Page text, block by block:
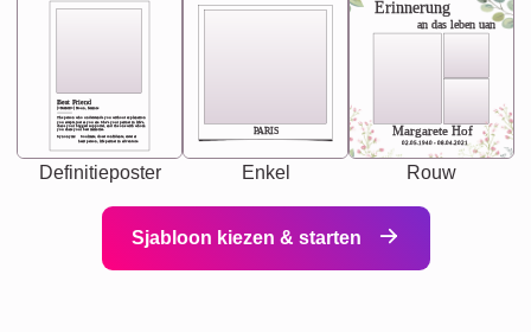
Best Friend
[<NAME>] Noun, feminie
Synonyms: Soulmate, closet confidante, sister at
heart person, life partner in adventure.
The person who understands you without explanation
you accepts just as you are. She's your partner in life's,
chaos your biggest supporter, and the one with whom
you share your best memories.
Definitieposter
PARIS
Enkel
Erinnerung
an das leben uan
Margarete Hof
02.05.1940 - 08.04.2021
Rouw
Sjabloon kiezen & starten